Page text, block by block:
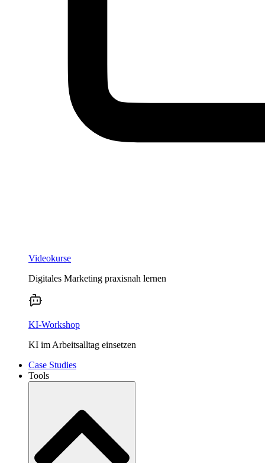
Videokurse
Digitales Marketing praxisnah lernen
KI-Workshop
KI im Arbeitsalltag einsetzen
Case Studies
Tools